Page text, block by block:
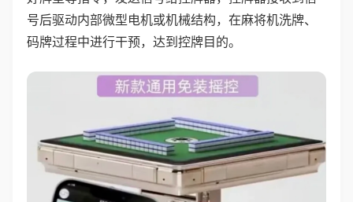
号后驱动内部微型电机或机械结构，在麻将机洗牌、
码牌过程中进行干预，达到控牌目的。